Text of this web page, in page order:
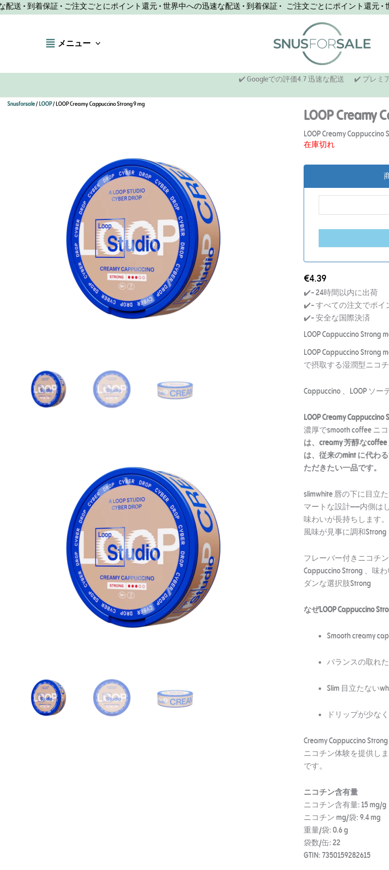
コ • 到着保証 • ご注文ごとにポイント還元 • 世界中への迅速な配送 • 到着保証 • ご注文ごとにポイント還元 •
メニュー
✔️ Googleでの評価4.7 迅速な配送 ✔️ プレミ
Snusforsale/LOOP/ LOOP Creamy Cappuccino Strong 9 mg
LOOP Creamy
LOOP Creamy Cappuccino
在庫切れ
€4.39
✔️- 24時間以内に出荷
✔️- すべての注文でポイ
✔️- 安全な国際決済
LOOP Cappuccino Strong
LOOP Cappuccino
で摂取する湿潤型ニコチ
Cappuccino 、LOOP ソ
LOOP Creamy
濃厚でsmooth coffee ニ
は、creamy 芳醇な
は、従来のmint に代わ
ただきたい一品です。
slimwhite 唇の下に目立
マートな設計——内側は
味わいが長持ちします
風味が見事に調和Strong
フレーバー付きニコチ
Cappuccino Strong 、味
ダンな選択肢Strong
なぜLOOP Cappuccino
Smooth creamy
バランスの取れ
Slim 目立たない
ドリップが少な
Creamy Cappuccino
ニコチン体験を提供し
です。
ニコチン含有量
ニコチン含有量: 15 mg/g
ニコチン mg/袋: 9.4 mg
重量/袋: 0.6 g
袋数/缶: 22
GTIN: 7350159282615